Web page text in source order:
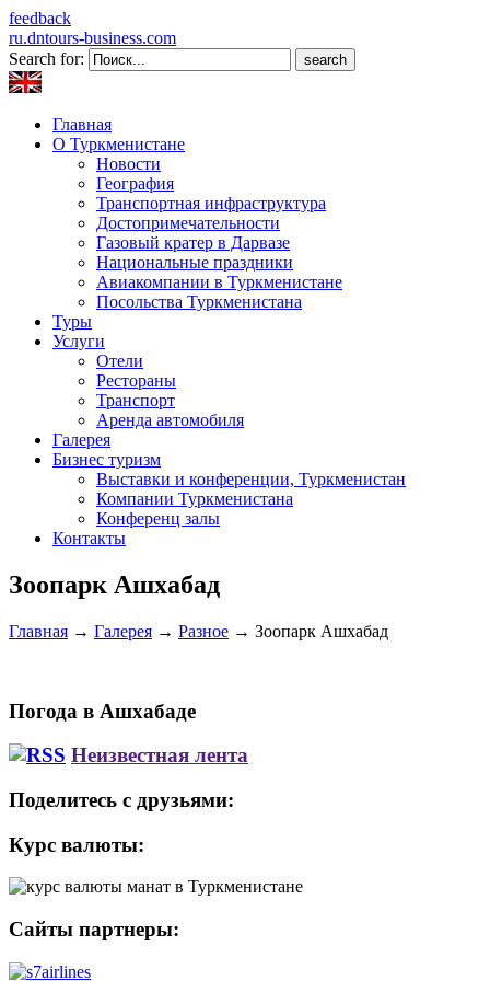
feedback
ru.dntours-business.com
Search for:
Главная
О Туркменистане
Новости
География
Транспортная инфраструктура
Достопримечательности
Газовый кратер в Дарвазе
Национальные праздники
Авиакомпании в Туркменистане
Посольства Туркменистана
Туры
Услуги
Отели
Рестораны
Транспорт
Аренда автомобиля
Галерея
Бизнес туризм
Выставки и конференции, Туркменистан
Компании Туркменистана
Конференц залы
Контакты
Зоопарк Ашхабад
Главная → Галерея → Разное → Зоопарк Ашхабад
Погода в Ашхабаде
Неизвестная лента
Поделитесь с друзьями:
Курс валюты:
Сайты партнеры: